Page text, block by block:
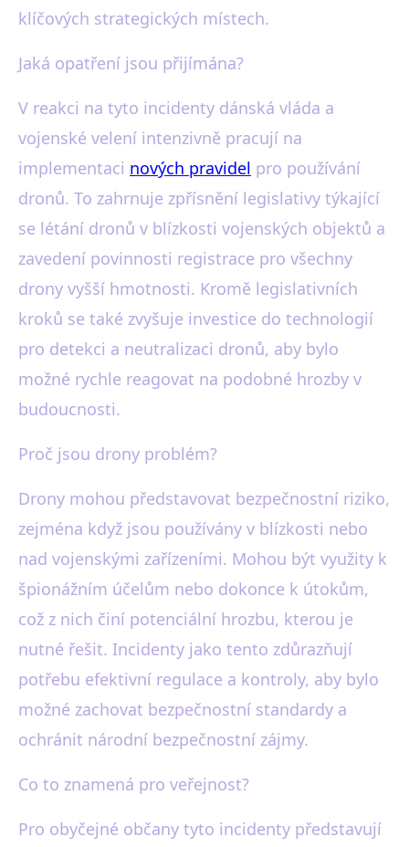
klíčových strategických místech.
Jaká opatření jsou přijímána?
V reakci na tyto incidenty dánská vláda a
vojenské velení intenzivně pracují na
implementaci nových pravidel pro používání
dronů. To zahrnuje zpřísnění legislativy týkající
se létání dronů v blízkosti vojenských objektů a
zavedení povinnosti registrace pro všechny
drony vyšší hmotnosti. Kromě legislativních
kroků se také zvyšuje investice do technologií
pro detekci a neutralizaci dronů, aby bylo
možné rychle reagovat na podobné hrozby v
budoucnosti.
Proč jsou drony problém?
Drony mohou představovat bezpečnostní riziko,
zejména když jsou používány v blízkosti nebo
nad vojenskými zařízeními. Mohou být využity k
špionážním účelům nebo dokonce k útokům,
což z nich činí potenciální hrozbu, kterou je
nutné řešit. Incidenty jako tento zdůrazňují
potřebu efektivní regulace a kontroly, aby bylo
možné zachovat bezpečnostní standardy a
ochránit národní bezpečnostní zájmy.
Co to znamená pro veřejnost?
Pro obyčejné občany tyto incidenty představují